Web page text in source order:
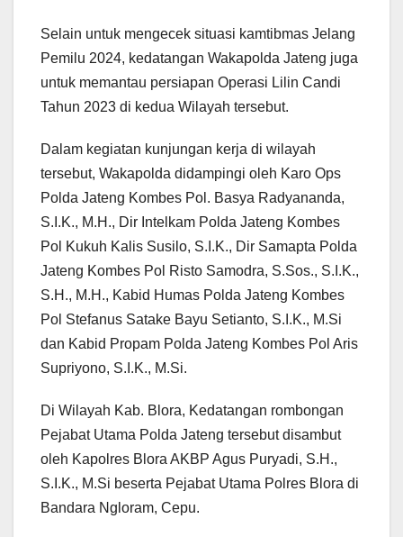
Selain untuk mengecek situasi kamtibmas Jelang
Pemilu 2024, kedatangan Wakapolda Jateng juga
untuk memantau persiapan Operasi Lilin Candi
Tahun 2023 di kedua Wilayah tersebut.
Dalam kegiatan kunjungan kerja di wilayah
tersebut, Wakapolda didampingi oleh Karo Ops
Polda Jateng Kombes Pol. Basya Radyananda,
S.I.K., M.H., Dir Intelkam Polda Jateng Kombes
Pol Kukuh Kalis Susilo, S.I.K., Dir Samapta Polda
Jateng Kombes Pol Risto Samodra, S.Sos., S.I.K.,
S.H., M.H., Kabid Humas Polda Jateng Kombes
Pol Stefanus Satake Bayu Setianto, S.I.K., M.Si
dan Kabid Propam Polda Jateng Kombes Pol Aris
Supriyono, S.I.K., M.Si.
Di Wilayah Kab. Blora, Kedatangan rombongan
Pejabat Utama Polda Jateng tersebut disambut
oleh Kapolres Blora AKBP Agus Puryadi, S.H.,
S.I.K., M.Si beserta Pejabat Utama Polres Blora di
Bandara Ngloram, Cepu.